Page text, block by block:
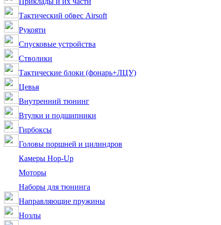
Тактический обвес Airsoft
Рукояти
Спусковые устройства
Стволики
Тактические блоки (фонарь+ЛЦУ)
Цевья
Внутренний тюнинг
Втулки и подшипники
Гирбоксы
Головы поршней и цилиндров
Камеры Hop-Up
Моторы
Наборы для тюнинга
Направляющие пружины
Нозлы